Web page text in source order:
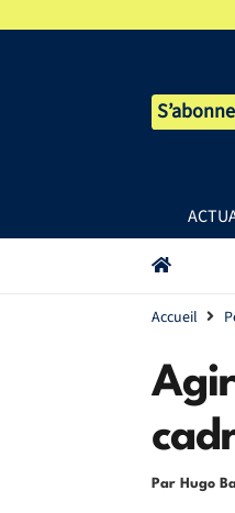
Accueil
Par Hugo